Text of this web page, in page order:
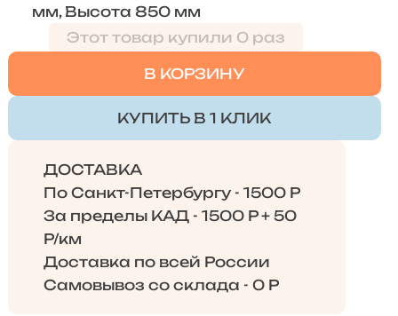
мм, Высота 850 мм
Этот товар купили 0 раз
В КОРЗИНУ
КУПИТЬ В 1 КЛИК
ДОСТАВКА
По Санкт-Петербургу - 1500 Р
За пределы КАД - 1500 Р + 50
Р/км
Доставка по всей России
Самовывоз со склада - 0 Р